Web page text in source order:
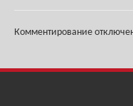
Комментирование